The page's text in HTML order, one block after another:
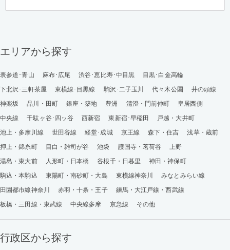
エリアから探す
表参道･青山 麻布･広尾 渋谷･恵比寿･中目黒
目黒･白金高輪
下北沢･三軒茶屋
東横線･目黒線 駒沢･二子玉川 代々木公園
井の頭線
神楽坂
品川・田町 銀座・築地 豊洲 清澄・門前仲町
皇居西側
中央線
千駄ヶ谷･四ッ谷 西新宿 東新宿･早稲田
戸越・大井町
池上・多摩川線
世田谷線 経堂･成城 京王線 森下・住吉
浅草・蔵前
押上・錦糸町
目白・雑司が谷 池袋 護国寺・茗荷谷
上野
湯島・東大前
人形町・日本橋 谷根千・日暮里
神田・神保町
駒込・本駒込
東陽町・南砂町・大島 東横線神奈川
みなとみらい線
田園都市線神奈川
赤羽・十条・王子
練馬・大江戸線・西武線
板橋・三田線・東武線
中央線多摩 京急線 その他
行政区から探す